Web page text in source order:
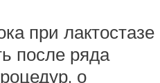
при лактостазе
после ряда
о